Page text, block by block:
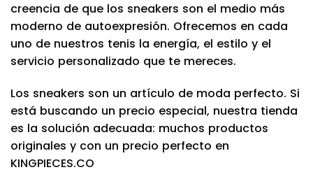
creencia de que los sneakers son el medio más
moderno de autoexpresión. Ofrecemos en cada
uno de nuestros tenis la energía, el estilo y el
servicio personalizado que te mereces.
Los sneakers son un artículo de moda perfecto. Si
está buscando un precio especial, nuestra tienda
es la solución adecuada: muchos productos
originales y con un precio perfecto en
KINGPIECES.CO